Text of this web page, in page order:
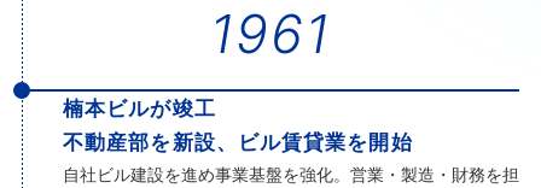
1961
楠本ビルが竣工
不動産部を新設、ビル賃貸業を開始
自社ビル建設を進め事業基盤を強化。営業・製造・財務を担